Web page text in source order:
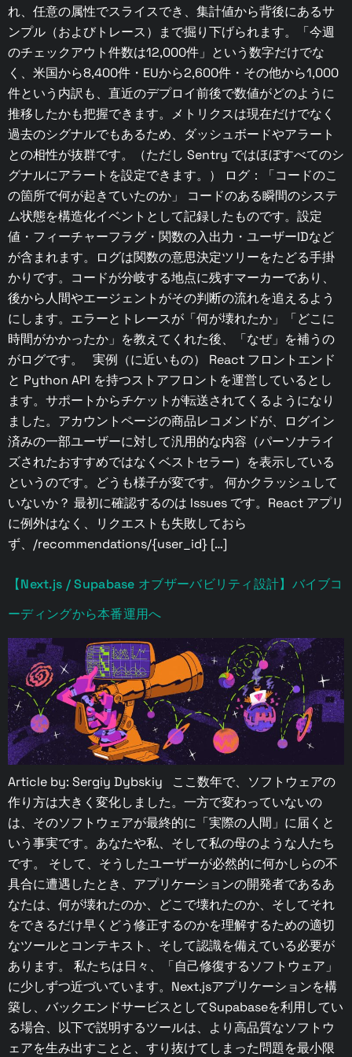
れ、任意の属性でスライスでき、集計値から背後にあるサ
ンプル（およびトレース）まで掘り下げられます。「今週
のチェックアウト件数は12,000件」という数字だけでな
く、米国から8,400件・EUから2,600件・その他から1,000
件という内訳も、直近のデプロイ前後で数値がどのように
推移したかも把握できます。メトリクスは現在だけでなく
過去のシグナルでもあるため、ダッシュボードやアラート
との相性が抜群です。（ただし Sentry ではほぼすべてのシ
グナルにアラートを設定できます。） ログ：「コードのこ
の箇所で何が起きていたのか」 コードのある瞬間のシステ
ム状態を構造化イベントとして記録したものです。設定
値・フィーチャーフラグ・関数の入出力・ユーザーIDなど
が含まれます。ログは関数の意思決定ツリーをたどる手掛
かりです。コードが分岐する地点に残すマーカーであり、
後から人間やエージェントがその判断の流れを追えるよう
にします。エラーとトレースが「何が壊れたか」「どこに
時間がかかったか」を教えてくれた後、「なぜ」を補うの
がログです。 実例（に近いもの） React フロントエンド
と Python API を持つストアフロントを運営しているとし
ます。サポートからチケットが転送されてくるようになり
ました。アカウントページの商品レコメンドが、ログイン
済みの一部ユーザーに対して汎用的な内容（パーソナライ
ズされたおすすめではなくベストセラー）を表示している
というのです。どうも様子が変です。 何かクラッシュして
いないか？ 最初に確認するのは Issues です。React アプリ
に例外はなく、リクエストも失敗しておら
ず、/recommendations/{user_id} […]
【Next.js / Supabase オブザーバビリティ設計】バイブコ
ーディングから本番運用へ
Article by: Sergiy Dybskiy ここ数年で、ソフトウェアの
作り方は大きく変化しました。一方で変わっていないの
は、そのソフトウェアが最終的に「実際の人間」に届くと
いう事実です。あなたや私、そして私の母のような人たち
です。 そして、そうしたユーザーが必然的に何かしらの不
具合に遭遇したとき、アプリケーションの開発者であるあ
なたは、何が壊れたのか、どこで壊れたのか、そしてそれ
をできるだけ早くどう修正するのかを理解するための適切
なツールとコンテキスト、そして認識を備えている必要が
あります。 私たちは日々、「自己修復するソフトウェア」
に少しずつ近づいています。Next.jsアプリケーションを構
築し、バックエンドサービスとしてSupabaseを利用してい
る場合、以下で説明するツールは、より高品質なソフトウ
ェアを生み出すことと、すり抜けてしまった問題を最小限